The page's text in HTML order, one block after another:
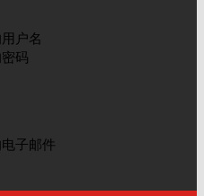
户名
码
子邮件